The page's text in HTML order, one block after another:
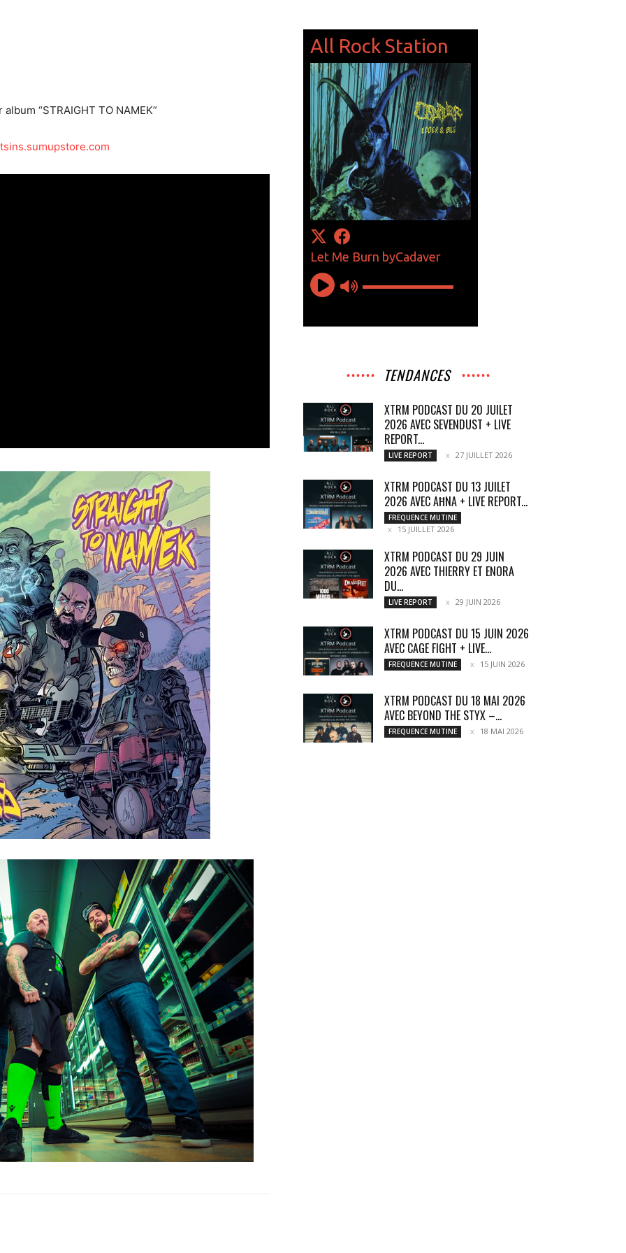
“STRAIGHT TO NAMEK”
TENDANCES
XTRM PODCAST DU 20 JUILET
2026 AVEC SEVENDUST + LIVE
REPORT...
LIVE REPORT 27 JUILLET 2026
XTRM PODCAST DU 13 JUILET
2026 AVEC AĦNA + LIVE REPORT...
FREQUENCE MUTINE
15 JUILLET 2026
XTRM PODCAST DU 29 JUIN
2026 AVEC THIERRY ET ENORA
DU...
LIVE REPORT 29 JUIN 2026
XTRM PODCAST DU 15 JUIN 2026
AVEC CAGE FIGHT + LIVE...
FREQUENCE MUTINE 15 JUIN 2026
XTRM PODCAST DU 18 MAI 2026
AVEC BEYOND THE STYX –...
FREQUENCE MUTINE 18 MAI 2026